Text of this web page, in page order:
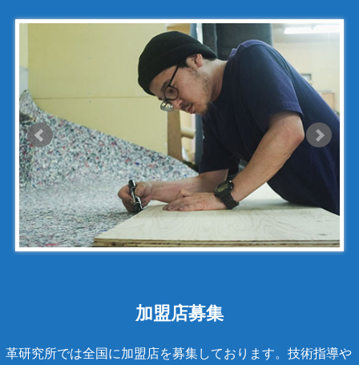
ゴヤール
ジェニュイン・レザー
ジミーチュウ
ジャックゴム
シャネル
アンティグアライン
カンボンライン
キャビアスキン
加盟店募集
革研究所では全国に加盟店を募集しております。技術指導や